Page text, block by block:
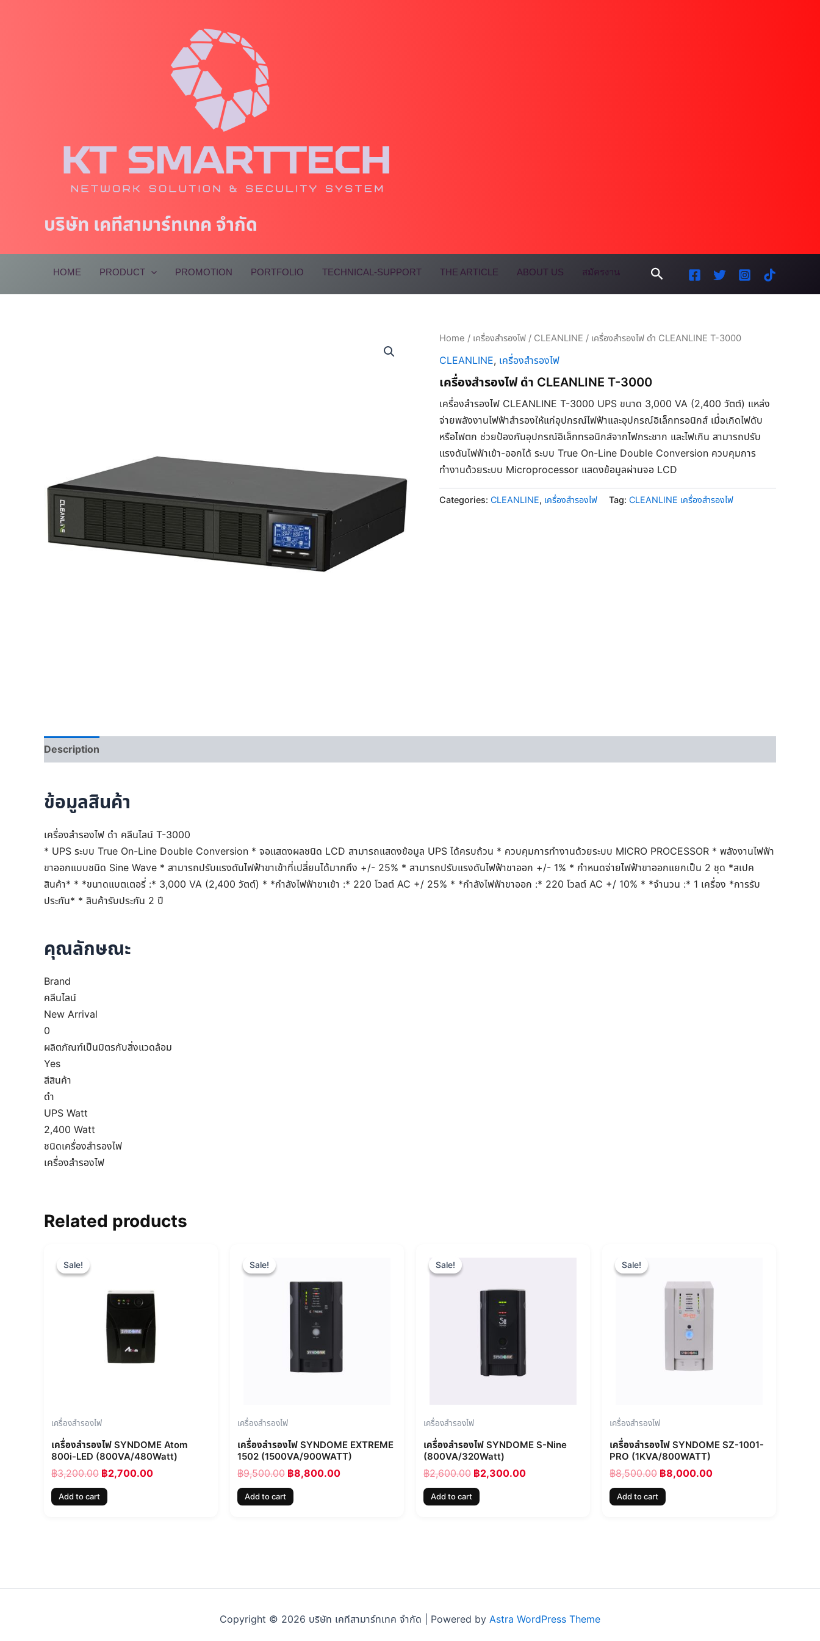
บริษัท เคทีสามาร์ทเทค จำกัด
HOME PRODUCT PROMOTION PORTFOLIO TECHNICAL-SUPPORT THE ARTICLE ABOUT US สมัครงาน Search
Home / เครื่องสำรองไฟ / CLEANLINE / เครื่องสำรองไฟ ดำ CLEANLINE T-3000
CLEANLINE, เครื่องสำรองไฟ
เครื่องสำรองไฟ ดำ CLEANLINE T-3000
เครื่องสำรองไฟ CLEANLINE T-3000 UPS ขนาด 3,000 VA (2,400 วัตต์) แหล่ง
จ่ายพลังงานไฟฟ้าสำรองให้แก่อุปกรณ์ไฟฟ้าและอุปกรณ์อิเล็กทรอนิกส์ เมื่อเกิดไฟดับ
หรือไฟตก ช่วยป้องกันอุปกรณ์อิเล็กทรอนิกส์จากไฟกระชาก และไฟเกิน สามารถปรับ
แรงดันไฟฟ้าเข้า-ออกได้ ระบบ True On-Line Double Conversion ควบคุมการ
ทำงานด้วยระบบ Microprocessor แสดงข้อมูลผ่านจอ LCD
Categories: CLEANLINE, เครื่องสำรองไฟ Tag: CLEANLINE เครื่องสำรองไฟ
Description
ข้อมูลสินค้า
เครื่องสำรองไฟ ดำ คลีนไลน์ T-3000
* UPS ระบบ True On-Line Double Conversion * จอแสดงผลชนิด LCD สามารถแสดงข้อมูล UPS ได้ครบถ้วน * ควบคุมการทำงานด้วยระบบ MICRO PROCESSOR * พลังงานไฟฟ้า
ขาออกแบบชนิด Sine Wave * สามารถปรับแรงดันไฟฟ้าขาเข้าที่เปลี่ยนได้มากถึง +/- 25% * สามารถปรับแรงดันไฟฟ้าขาออก +/- 1% * กำหนดจ่ายไฟฟ้าขาออกแยกเป็น 2 ชุด *สเปค
สินค้า* * *ขนาดแบตเตอรี่ :* 3,000 VA (2,400 วัตต์) * *กำลังไฟฟ้าขาเข้า :* 220 โวลต์ AC +/ 25% * *กำลังไฟฟ้าขาออก :* 220 โวลต์ AC +/ 10% * *จำนวน :* 1 เครื่อง *การรับ
ประกัน* * สินค้ารับประกัน 2 ปี
คุณลักษณะ
Brand
คลีนไลน์
New Arrival
0
ผลิตภัณฑ์เป็นมิตรกับสิ่งแวดล้อม
Yes
สีสินค้า
ดำ
UPS Watt
2,400 Watt
ชนิดเครื่องสำรองไฟ
เครื่องสำรองไฟ
Related products
Sale!
Sale!
เครื่องสำรองไฟ
เครื่องสำรองไฟ SYNDOME Atom
800i-LED (800VA/480Watt)
฿3,200.00 ฿2,700.00
Add to cart
Sale!
Sale!
เครื่องสำรองไฟ
เครื่องสำรองไฟ SYNDOME EXTREME
1502 (1500VA/900WATT)
฿9,500.00
฿9,500.00.
฿8,800.00
฿8,800.00.
Add to cart
Sale!
Sale!
เครื่องสำรองไฟ
เครื่องสำรองไฟ SYNDOME S-Nine
(800VA/320Watt)
฿2,600.00
฿2,600.00.
฿2,300.00
Add to cart
Sale!
Sale!
เครื่องสำรองไฟ
เครื่องสำรองไฟ SYNDOME SZ-1001-
PRO (1KVA/800WATT)
฿8,500.00
฿8,500.00.
฿8,000.00
฿8,000.00.
Add to cart
Copyright © 2026 บริษัท เคทีสามาร์ทเทค จำกัด | Powered by Astra WordPress Theme